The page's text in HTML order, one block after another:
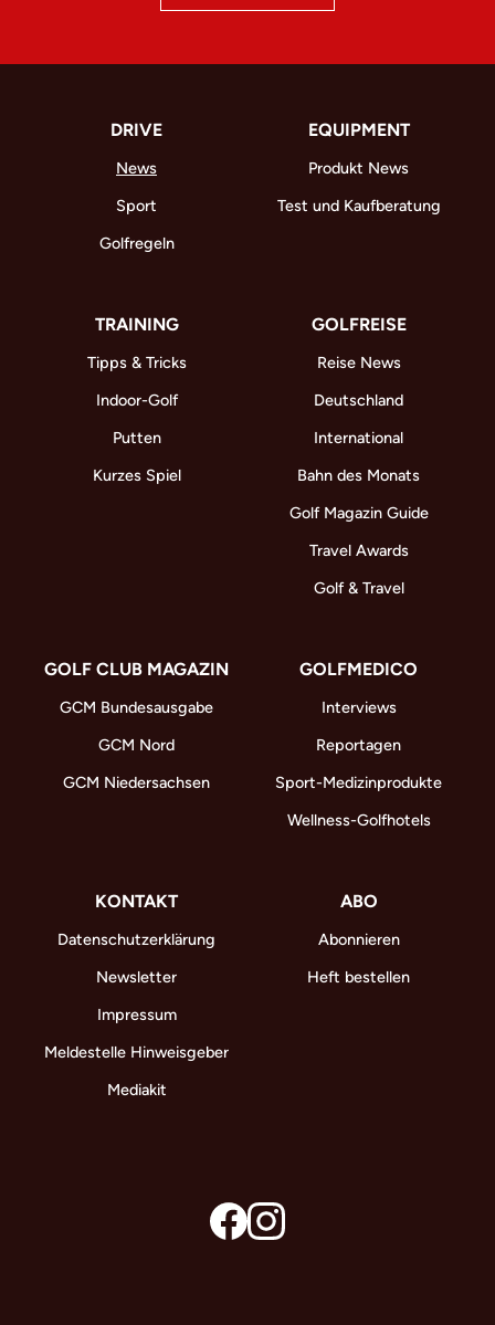
DRIVE
News
Sport
Golfregeln
EQUIPMENT
Produkt News
Test und Kaufberatung
TRAINING
Tipps & Tricks
Indoor-Golf
Putten
Kurzes Spiel
GOLFREISE
Reise News
Deutschland
International
Bahn des Monats
Golf Magazin Guide
Travel Awards
Golf & Travel
GOLF CLUB MAGAZIN
GCM Bundesausgabe
GCM Nord
GCM Niedersachsen
GOLFMEDICO
Interviews
Reportagen
Sport-Medizinprodukte
Wellness-Golfhotels
KONTAKT
Datenschutzerklärung
Newsletter
Impressum
Meldestelle Hinweisgeber
Mediakit
ABO
Abonnieren
Heft bestellen